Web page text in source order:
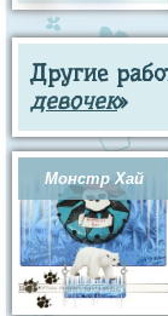
Другие
девочек»
Монстр Хай